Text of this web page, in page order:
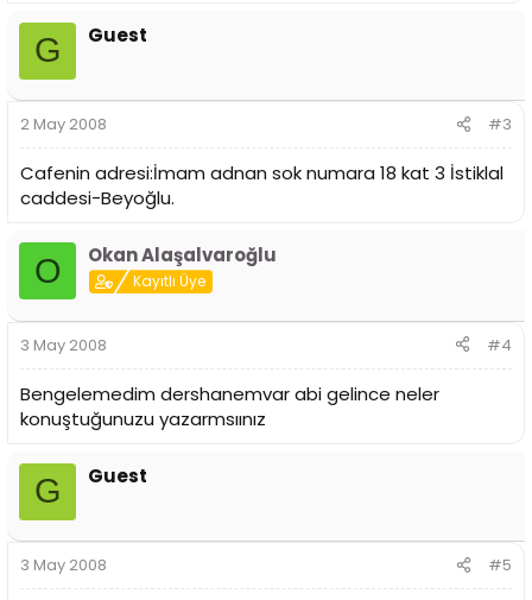
G Guest
2 May 2008 #3
Cafenin adresi:İmam adnan sok numara 18 kat 3 İstiklal
caddesi-Beyoğlu.
O Okan Alaşalvaroğlu
Kayıtlı Üye
3 May 2008 #4
Bengelemedim dershanemvar abi gelince neler
konuştuğunuzu yazarmsıınız
G Guest
3 May 2008 #5